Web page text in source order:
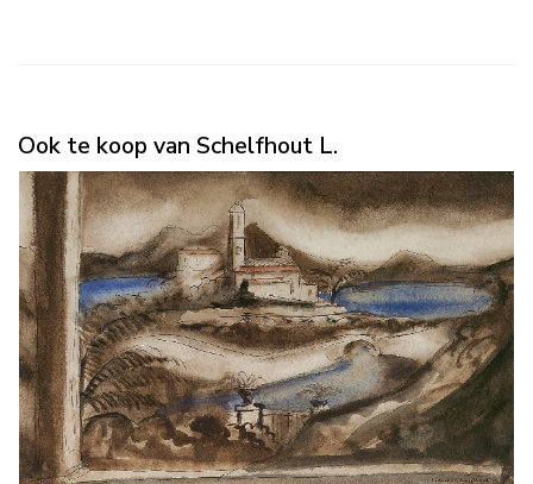
Ook te koop van Schelfhout L.